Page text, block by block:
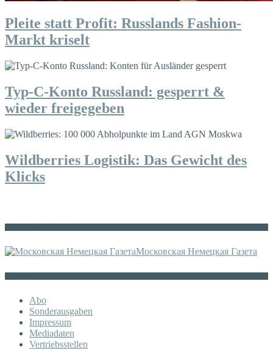
Pleite statt Profit: Russlands Fashion-
Markt kriselt
Typ-C-Konto Russland: gesperrt &
wieder freigegeben
Wildberries Logistik: Das Gewicht des
Klicks
Московская Немецкая Газета
Abo
Sonderausgaben
Impressum
Mediadaten
Vertriebsstellen